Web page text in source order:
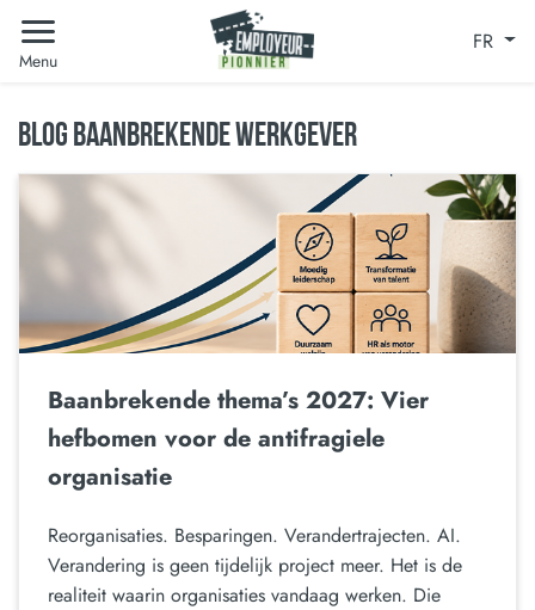
Menu
FR
BLOG BAANBREKENDE WERKGEVER
Baanbrekende thema’s 2027: Vier
hefbomen voor de antifragiele
organisatie
Reorganisaties. Besparingen. Verandertrajecten. AI.
Verandering is geen tijdelijk project meer. Het is de
realiteit waarin organisaties vandaag werken. Die